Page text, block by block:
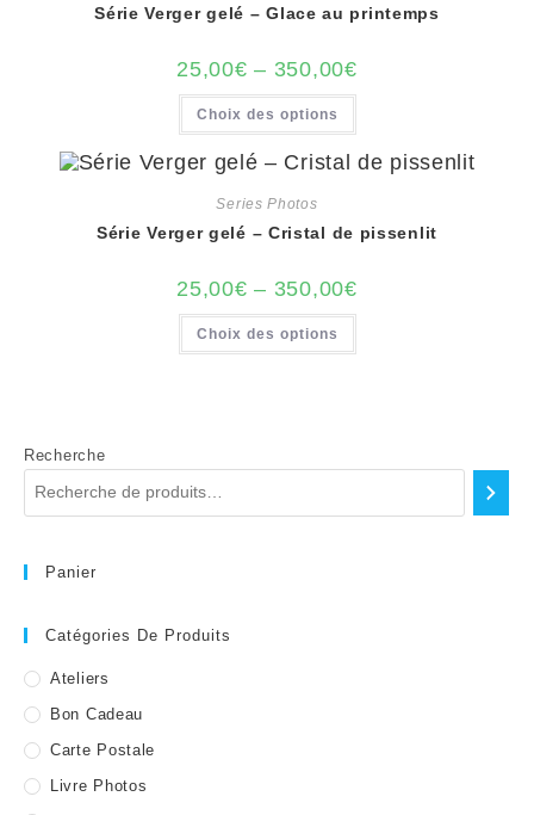
être
la
du
Série Verger gelé – Glace au printemps
25,00€ – 350,00€
Choix des options
Ce
a
plusieurs
variations.
être
la
page
du
Series Photos
Série Verger gelé – Cristal de pissenlit
25,00€ – 350,00€
Choix des options
Ce
a
choisies
page
Recherche
Panier
Catégories De Produits
Ateliers
Bon Cadeau
Carte Postale
Livre Photos